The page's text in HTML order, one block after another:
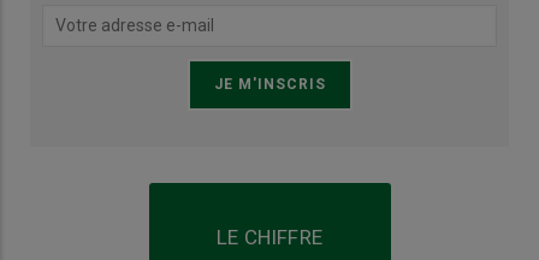
LE CHIFFRE